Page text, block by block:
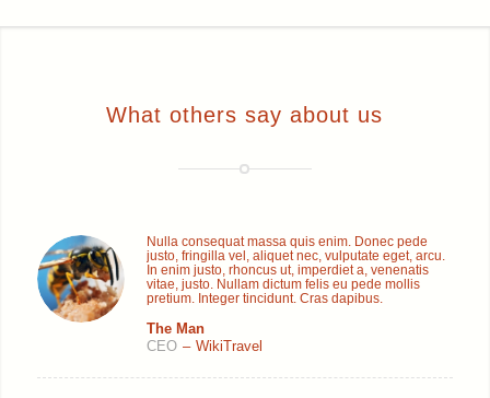
What others say about us
Nulla consequat massa quis enim. Donec pede
justo, fringilla vel, aliquet nec, vulputate eget, arcu.
In enim justo, rhoncus ut, imperdiet a, venenatis
vitae, justo. Nullam dictum felis eu pede mollis
pretium. Integer tincidunt. Cras dapibus.
The Man
CEO – WikiTravel